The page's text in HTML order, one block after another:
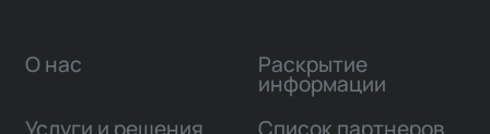
О нас Раскрытие
информации